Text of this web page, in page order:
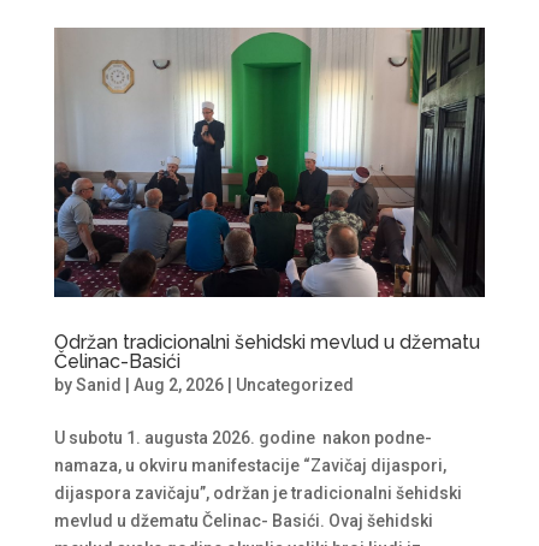
Održan tradicionalni šehidski mevlud u džematu
Čelinac-Basići
bySanid Aug 2, 2026| Uncategorized
U subotu 1. augusta 2026. godine nakon podne-
namaza, u okviru manifestacije “Zavičaj dijaspori,
dijaspora zavičaju”, održan je tradicionalni šehidski
mevlud u džematu Čelinac- Basići. Ovaj šehidski